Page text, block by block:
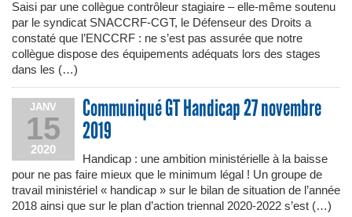
Saisi par une collègue contrôleur stagiaire – elle-même soutenu
par le syndicat SNACCRF-CGT, le Défenseur des Droits a
constaté que l’ENCCRF : ne s’est pas assurée que notre
collègue dispose des équipements adéquats lors des stages
dans les (…)
JANV
15
2020
Communiqué GT Handicap 27 novembre
2019
Handicap : une ambition ministérielle à la baisse
pour ne pas faire mieux que le minimum légal ! Un groupe de
travail ministériel « handicap » sur le bilan de situation de l’année
2018 ainsi que sur le plan d’action triennal 2020-2022 s’est (…)